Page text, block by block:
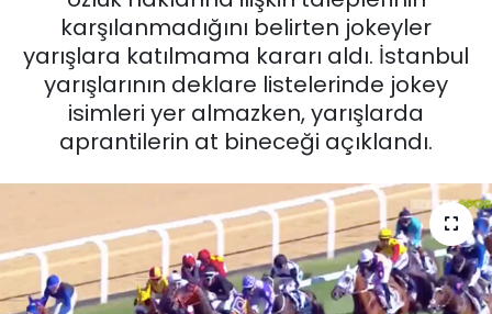
karşılanmadığını belirten jokeyler
yarışlara katılmama kararı aldı. İstanbul
yarışlarının deklare listelerinde jokey
isimleri yer almazken, yarışlarda
aprantilerin at bineceği açıklandı.
Haber Arşivi